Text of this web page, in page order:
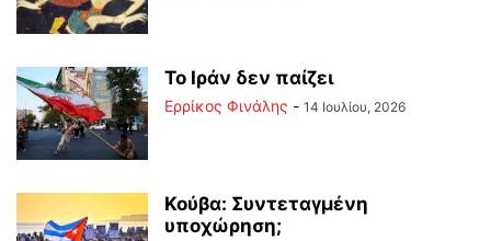
Το Ιράν δεν παίζει
Ερρίκος Φινάλης - 14 Ιουλίου, 2026
Κούβα: Συντεταγμένη
υποχώρηση;